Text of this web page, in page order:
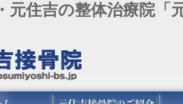
元住吉の整体治療院「